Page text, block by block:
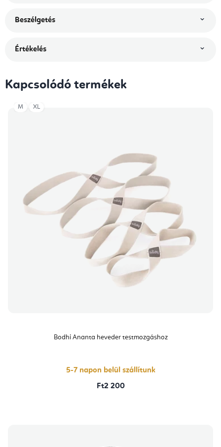
Beszélgetés
Értékelés
Kapcsolódó termékek
Bodhi Ananta heveder testmozgáshoz
5-7 napon belül szállítunk
Ft2 200
M XL